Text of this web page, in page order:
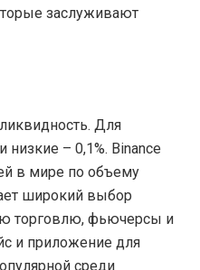
заслуживают
Для
низкие – 0,1%. Binance
в мире по объему
широкий выбор
торговлю, фьючерсы и
и приложение для
среди